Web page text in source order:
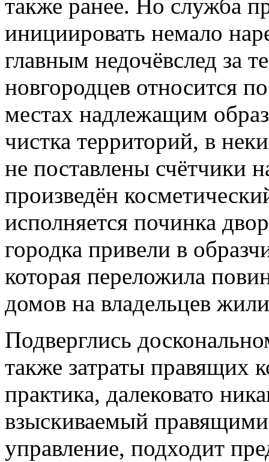
также ранее. Но служба
инициировать немало
главным недочёвслед за
новгородцев относится
местах надлежащим
чистка территорий, в
не поставлены счётчики
произведён
исполняется починка
городка привели в
которая переложила
домов на владельцев
Подверглись
также затраты правящих
практика, далековато
взыскиваемый
управление, подходит